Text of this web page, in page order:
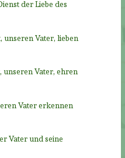
der Liebe des
unseren Vater, lieben
unseren Vater, ehren
Vater erkennen
Vater und seine